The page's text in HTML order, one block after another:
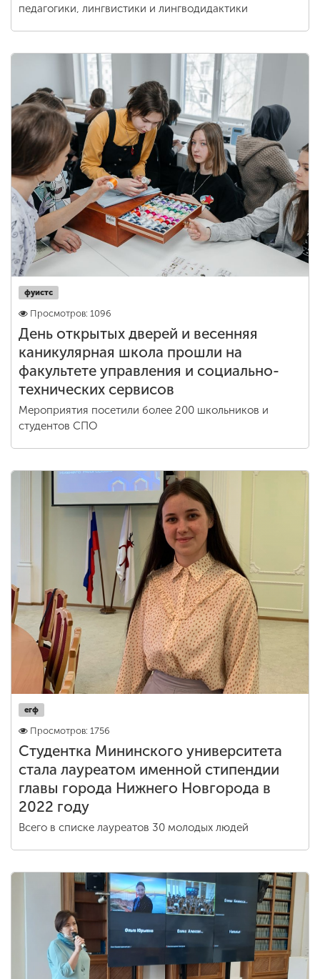
Сведения об
образовательной
ENG SPN CHI
Приемная
комиссия
+7 (831) 262-26-20
педагогики, лингвистики и лингводидактики
фуистс
Просмотров: 1096
День открытых дверей и весенняя
каникулярная школа прошли на
факультете управления и социально-
технических сервисов
Мероприятия посетили более 200 школьников и
студентов СПО
егф
Просмотров: 1756
Студентка Мининского университета
стала лауреатом именной стипендии
главы города Нижнего Новгорода в
2022 году
Всего в списке лауреатов 30 молодых людей